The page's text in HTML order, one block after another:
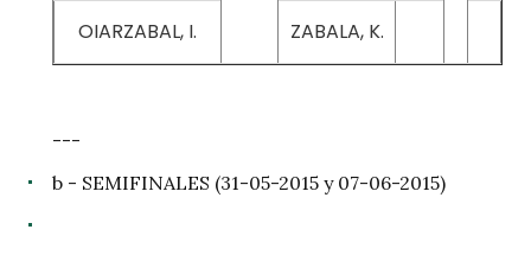
OIARZABAL, I. ZABALA, K.
---
b - SEMIFINALES (31-05-2015 y 07-06-2015)